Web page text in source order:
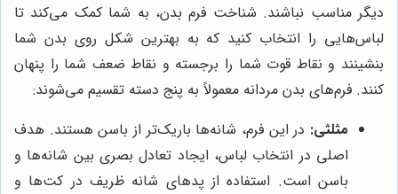
دیگر مناسب نباشند. شناخت فرم بدن، به شما کمک می‌کند تا
لباس‌هایی را انتخاب کنید که به بهترین شکل روی بدن شما
بنشینند و نقاط قوت شما را برجسته و نقاط ضعف شما را پنهان
کنند. فرم‌های بدن مردانه معمولاً به پنج دسته تقسیم می‌شوند:
مثلثی: در این فرم، شانه‌ها باریک‌تر از باسن هستند. هدف
اصلی در انتخاب لباس، ایجاد تعادل بصری بین شانه‌ها و
باسن است. استفاده از پدهای شانه ظریف در کت‌ها و